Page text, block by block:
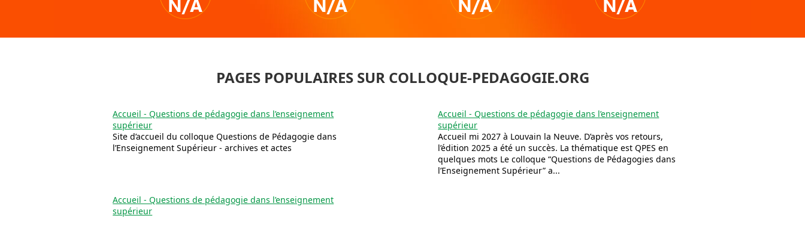
PAGES POPULAIRES SUR COLLOQUE-PEDAGOGIE.ORG
Accueil - Questions de pédagogie dans l’enseignement
supérieur
Site d’accueil du colloque Questions de Pédagogie dans
l’Enseignement Supérieur - archives et actes
Accueil - Questions de pédagogie dans l’enseignement
supérieur
Accueil mi 2027 à Louvain la Neuve. D’après vos retours,
l’édition 2025 a été un succès. La thématique est QPES en
quelques mots Le colloque “Questions de Pédagogies dans
l’Enseignement Supérieur” a...
Accueil - Questions de pédagogie dans l’enseignement
supérieur